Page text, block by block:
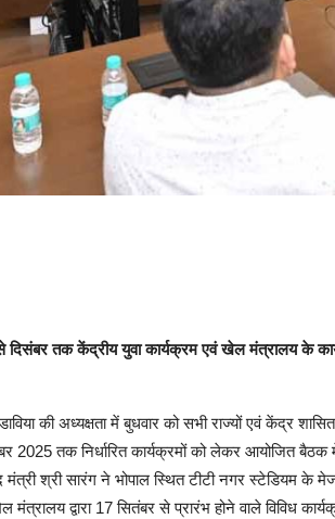
दिसंबर तक केंद्रीय युवा कार्यक्रम एवं खेल मंत्रालय के
की अध्यक्षता में बुधवार को सभी राज्यों एवं केंद्र
2025 तक निर्धारित कार्यक्रमों को लेकर आयोजित
श्री सारंग ने भोपाल स्थित टीटी नगर स्टेडियम के
मंत्रालय द्वारा 17 सितंबर से प्रारंभ होने वाले विविध